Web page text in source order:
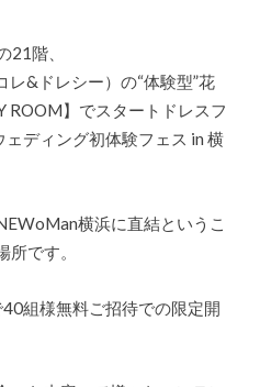
21階、
レ&ドレシー）の“体験型”花
ROOM】でスタートドレスフ
ディング初体験フェス in 横
横浜に直結というこ
です。
組様無料ご招待での限定開